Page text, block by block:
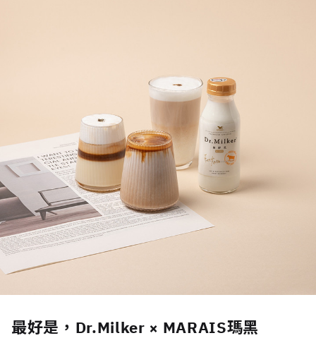
最好是，Dr.Milker × MARAIS瑪黑